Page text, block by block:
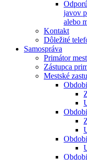
javov
alebo
Kontakt
Dôležité
Samospráva
Primátor
Zástupca
Mestské